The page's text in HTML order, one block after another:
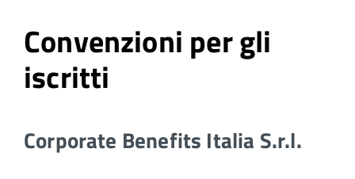
Convenzioni per gli
iscritti
Corporate Benefits Italia S.r.l.